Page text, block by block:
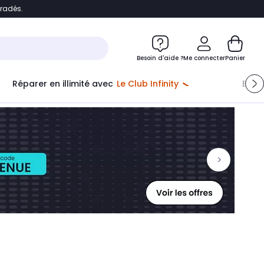
Besoin d'aide ?Me connecterPanier
Réparer en illimité avec Le Club Infinity